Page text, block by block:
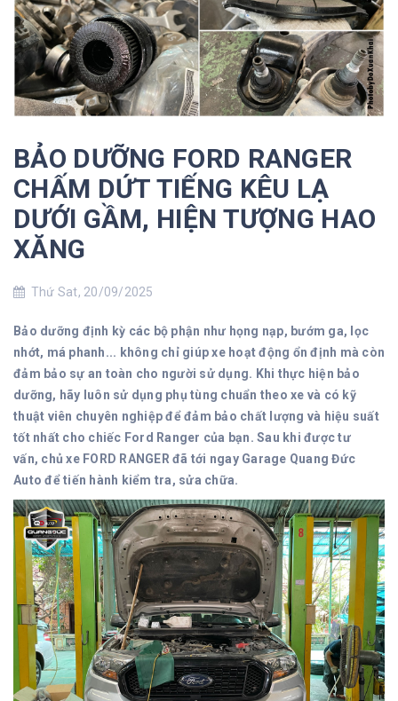
BẢO DƯỠNG FORD RANGER
CHẤM DỨT TIẾNG KÊU LẠ
DƯỚI GẦM, HIỆN TƯỢNG HAO
XĂNG
Thứ Sat, 20/09/2025
Bảo dưỡng định kỳ các bộ phận như họng nạp, bướm ga, lọc
nhớt, má phanh... không chỉ giúp xe hoạt động ổn định mà còn
đảm bảo sự an toàn cho người sử dụng. Khi thực hiện bảo
dưỡng, hãy luôn sử dụng phụ tùng chuẩn theo xe và có kỹ
thuật viên chuyên nghiệp để đảm bảo chất lượng và hiệu suất
tốt nhất cho chiếc Ford Ranger của bạn. Sau khi được tư
vấn, chủ xe FORD RANGER đã tới ngay Garage Quang Đức
Auto để tiến hành kiểm tra, sửa chữa.